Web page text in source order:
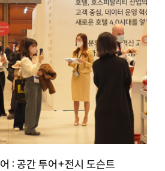
: 공간 투어+전시 도슨트